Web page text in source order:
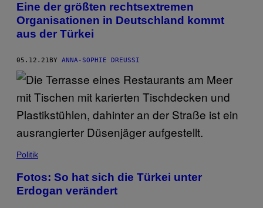
Eine der größten rechtsextremen
Organisationen in Deutschland kommt
aus der Türkei
05.12.21BY ANNA-SOPHIE DREUSSI
Politik
Fotos: So hat sich die Türkei unter
Erdogan verändert